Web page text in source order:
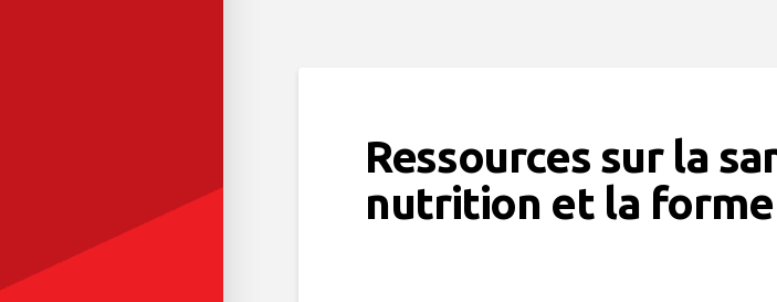
Ressources sur la
nutrition et la